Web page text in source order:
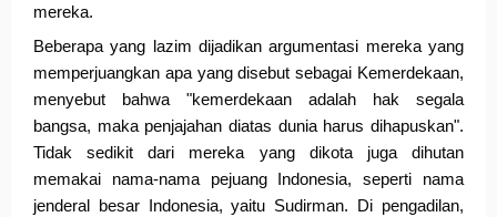
mereka.
Beberapa yang lazim dijadikan argumentasi mereka yang
memperjuangkan apa yang disebut sebagai Kemerdekaan,
menyebut bahwa "kemerdekaan adalah hak segala
bangsa, maka penjajahan diatas dunia harus dihapuskan".
Tidak sedikit dari mereka yang dikota juga dihutan
memakai nama-nama pejuang Indonesia, seperti nama
jenderal besar Indonesia, yaitu Sudirman. Di pengadilan,